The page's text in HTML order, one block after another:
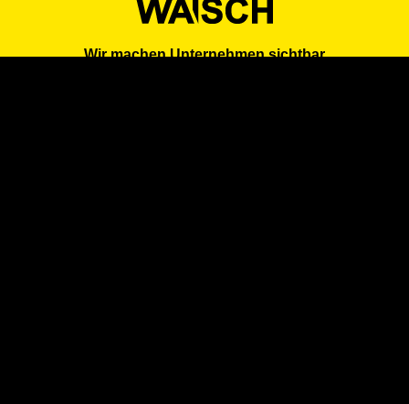
Wir machen Unternehmen sichtbar